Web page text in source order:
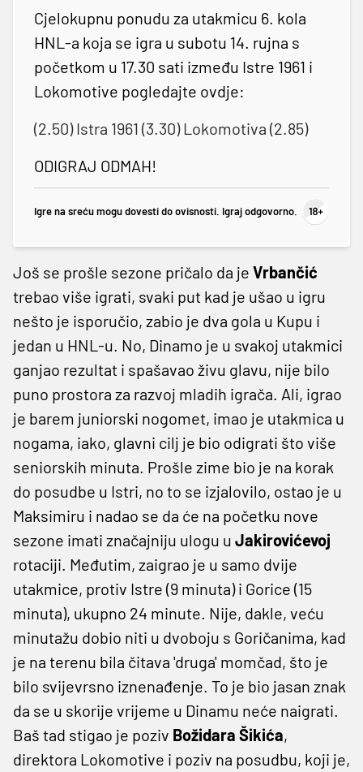
Cjelokupnu ponudu za utakmicu 6. kola
HNL-a koja se igra u subotu 14. rujna s
početkom u 17.30 sati između Istre 1961 i
Lokomotive pogledajte ovdje:
(2.50) Istra 1961 (3.30) Lokomotiva (2.85)
ODIGRAJ ODMAH!
Igre na sreću mogu dovesti do ovisnosti. Igraj odgovorno.
Još se prošle sezone pričalo da je Vrbančić
trebao više igrati, svaki put kad je ušao u igru
nešto je isporučio, zabio je dva gola u Kupu i
jedan u HNL-u. No, Dinamo je u svakoj utakmici
ganjao rezultat i spašavao živu glavu, nije bilo
puno prostora za razvoj mladih igrača. Ali, igrao
je barem juniorski nogomet, imao je utakmica u
nogama, iako, glavni cilj je bio odigrati što više
seniorskih minuta. Prošle zime bio je na korak
do posudbe u Istri, no to se izjalovilo, ostao je u
Maksimiru i nadao se da će na početku nove
sezone imati značajniju ulogu u Jakirovićevoj
rotaciji. Međutim, zaigrao je u samo dvije
utakmice, protiv Istre (9 minuta) i Gorice (15
minuta), ukupno 24 minute. Nije, dakle, veću
minutažu dobio niti u dvoboju s Goričanima, kad
je na terenu bila čitava 'druga' momčad, što je
bilo svijevrsno iznenađenje. To je bio jasan znak
da se u skorije vrijeme u Dinamu neće naigrati.
Baš tad stigao je poziv Božidara Šikića,
direktora Lokomotive i poziv na posudbu, koji je,